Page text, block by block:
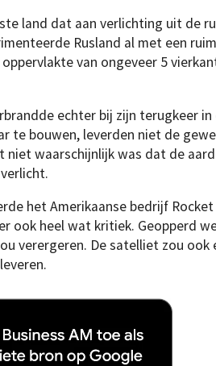
land dat aan verlichting uit de
Rusland al met een
van ongeveer 5
echter bij zijn terugkeer
te bouwen, leverden niet de
waarschijnlijk was dat de
het Amerikaanse bedrijf
ook heel wat kritiek. Geopperd
verergeren. De satelliet zou